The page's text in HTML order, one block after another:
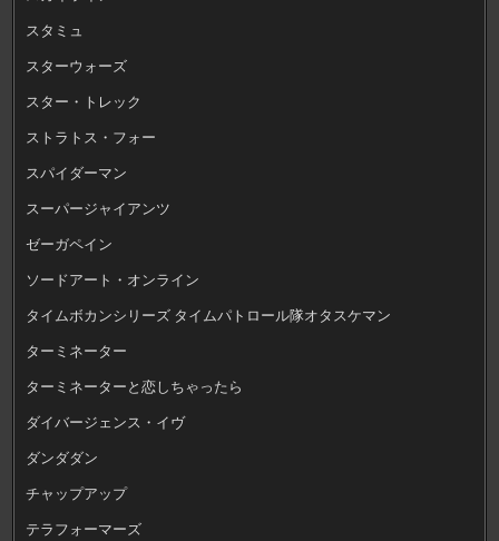
スタミュ
スターウォーズ
スター・トレック
ストラトス・フォー
スパイダーマン
スーパージャイアンツ
ゼーガペイン
ソードアート・オンライン
タイムボカンシリーズ タイムパトロール隊オタスケマン
ターミネーター
ターミネーターと恋しちゃったら
ダイバージェンス・イヴ
ダンダダン
チャップアップ
テラフォーマーズ